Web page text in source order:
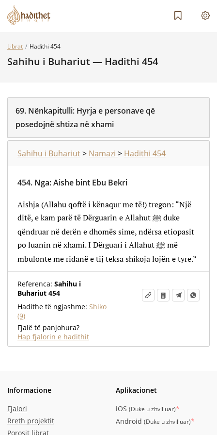
Librat Hadithi 454
Sahihu i Buhariut — Hadithi 454
69. Nënkapitulli: Hyrja e personave që
posedojnë shtiza në xhami
Sahihu i Buhariut> Namazi > Hadithi 454
454. Nga:Aishe bint Ebu Bekri
Aishja (Allahu qoftë i kënaqur me të!) tregon: “Një
ditë, e kam parë të Dërguarin e Allahut ﷺ duke
qëndruar në derën e dhomës sime, ndërsa etiopasit
po luanin në xhami. I Dërguari i Allahut ﷺ më
mbulonte me ridanë e tij teksa shikoja lojën e tyre.”
Referenca: Sahihu i
Buhariut 454
Hadithe të ngjashme: Shiko
(9)
Fjalë të panjohura?
Hap fjalorin e hadithit
Informacione
Fjalori
Rreth projektit
Porosit librat
Aplikacionet
iOS (Duke u zhvilluar)*
Android (Duke u zhvilluar)*